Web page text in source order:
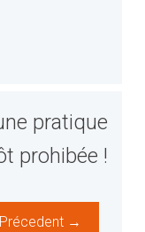
pratique
prohibée !
→